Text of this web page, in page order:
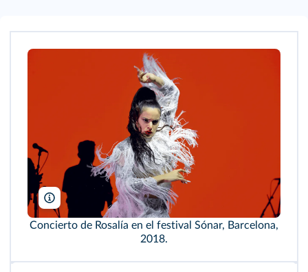
Christian Bertrand/Alamy
Concierto de Rosalía en el festival Sónar, Barcelona,
2018.